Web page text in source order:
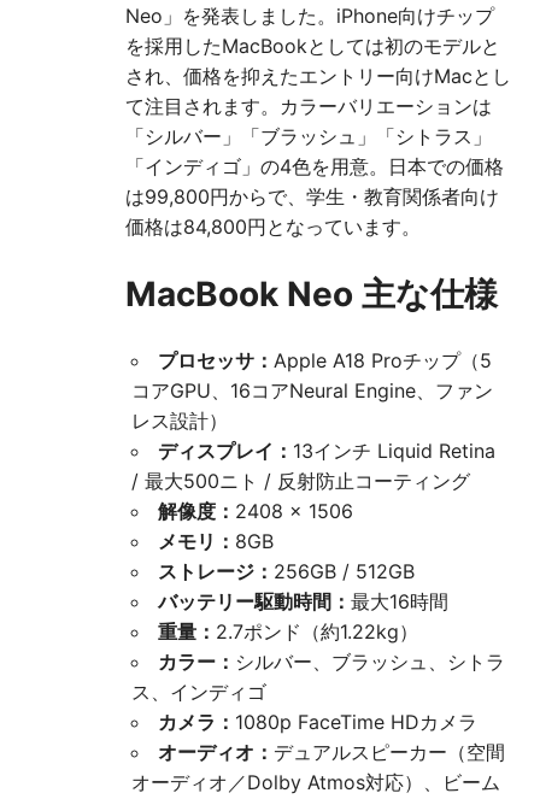
Neo」を発表しました。iPhone向けチップ
を採用したMacBookとしては初のモデルと
され、価格を抑えたエントリー向けMacとし
て注目されます。カラーバリエーションは
「シルバー」「ブラッシュ」「シトラス」
「インディゴ」の4色を用意。日本での価格
は99,800円からで、学生・教育関係者向け
価格は84,800円となっています。
MacBook Neo 主な仕様
プロセッサ： Apple A18 Proチップ（5
コアGPU、16コアNeural Engine、ファン
レス設計）
ディスプレイ： 13インチ Liquid Retina
/ 最大500ニト / 反射防止コーティング
解像度： 2408 × 1506
メモリ： 8GB
ストレージ： 256GB / 512GB
バッテリー駆動時間： 最大16時間
重量： 2.7ポンド（約1.22kg）
カラー： シルバー、ブラッシュ、シトラ
ス、インディゴ
カメラ： 1080p FaceTime HDカメラ
オーディオ： デュアルスピーカー（空間
オーディオ／Dolby Atmos対応）、ビーム